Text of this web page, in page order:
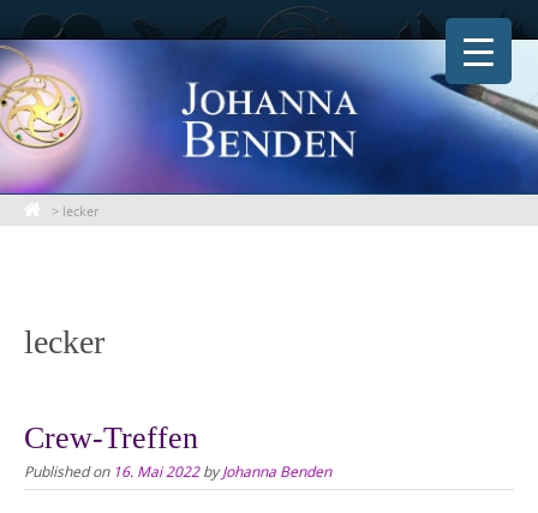
Skip
to
content
> lecker
lecker
Crew-Treffen
Published on 16. Mai 2022byJohanna Benden